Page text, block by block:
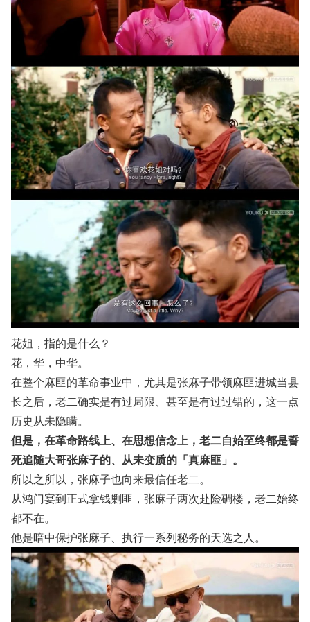
花姐，指的是什么？
花，华，中华。
在整个麻匪的革命事业中，尤其是张麻子带领麻匪进城当县
长之后，老二确实是有过局限、甚至是有过过错的，这一点
历史从未隐瞒。
但是，在革命路线上、在思想信念上，老二自始至终都是誓
死追随大哥张麻子的、从未变质的「真麻匪」。
所以之所以，张麻子也向来最信任老二。
从鸿门宴到正式拿钱剿匪，张麻子两次赴险碉楼，老二始终
都不在。
他是暗中保护张麻子、执行一系列秘务的天选之人。